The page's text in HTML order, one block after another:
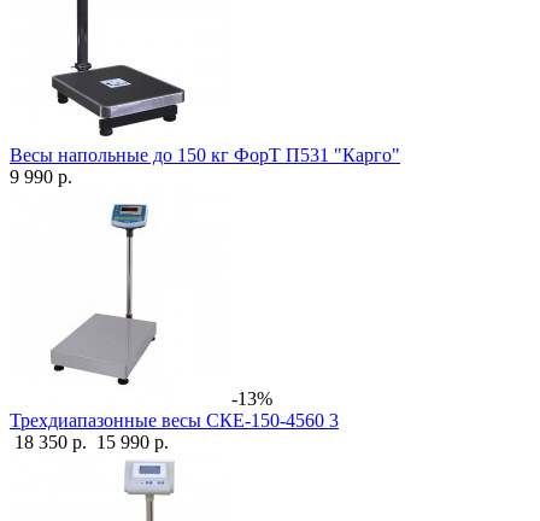
Весы напольные до 150 кг ФорТ П531 "Карго"
9 990 р.
-13%
Трехдиапазонные весы СКЕ-150-4560 3
18 350 р. 15 990 р.